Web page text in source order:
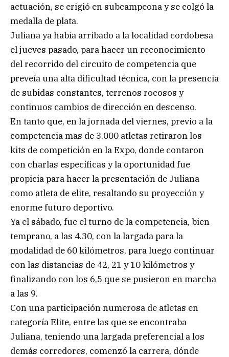
actuación, se erigió en subcampeona y se colgó la
medalla de plata.
Juliana ya había arribado a la localidad cordobesa
el jueves pasado, para hacer un reconocimiento
del recorrido del circuito de competencia que
preveía una alta dificultad técnica, con la presencia
de subidas constantes, terrenos rocosos y
continuos cambios de dirección en descenso.
En tanto que, en la jornada del viernes, previo a la
competencia mas de 3.000 atletas retiraron los
kits de competición en la Expo, donde contaron
con charlas específicas y la oportunidad fue
propicia para hacer la presentación de Juliana
como atleta de elite, resaltando su proyección y
enorme futuro deportivo.
Ya el sábado, fue el turno de la competencia, bien
temprano, a las 4.30, con la largada para la
modalidad de 60 kilómetros, para luego continuar
con las distancias de 42, 21 y 10 kilómetros y
finalizando con los 6,5 que se pusieron en marcha
a las 9.
Con una participación numerosa de atletas en
categoría Elite, entre las que se encontraba
Juliana, teniendo una largada preferencial a los
demás corredores, comenzó la carrera, dónde